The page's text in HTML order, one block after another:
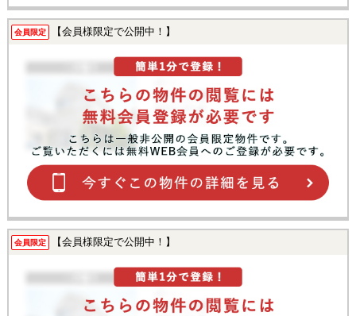
会員限定 【会員様限定で公開中！】
会員限定 【会員様限定で公開中！】